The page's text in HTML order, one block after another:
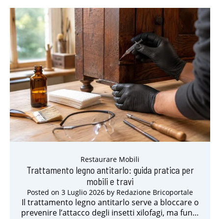
Restaurare Mobili
Trattamento legno antitarlo: guida pratica per
mobili e travi
Posted on 3 Luglio 2026 by Redazione Bricoportale
Il trattamento legno antitarlo serve a bloccare o
prevenire l’attacco degli insetti xilofagi, ma fun…